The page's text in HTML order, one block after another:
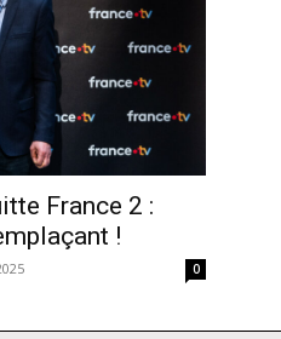
France 2 :
!
0